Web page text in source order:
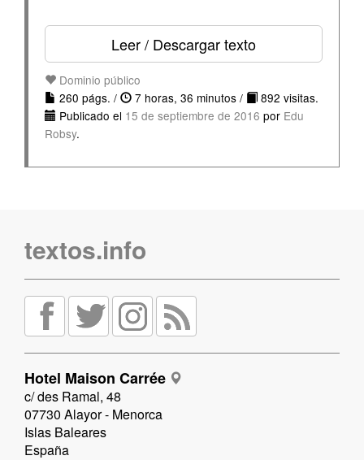
Leer / Descargar texto
Dominio público
260 págs. /
7 horas, 36 minutos /
892 visitas.
Publicado el 15 de septiembre de 2016 por Edu
Robsy.
textos.info
Hotel Maison Carrée
c/ des Ramal, 48
07730 Alayor - Menorca
Islas Baleares
España